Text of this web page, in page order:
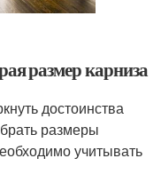
размер карниза
достоинства
размеры
учитывать